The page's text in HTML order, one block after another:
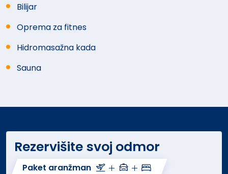
Bilijar
Oprema za fitnes
Hidromasažna kada
Sauna
Rezervišite svoj odmor
Paket aranžman